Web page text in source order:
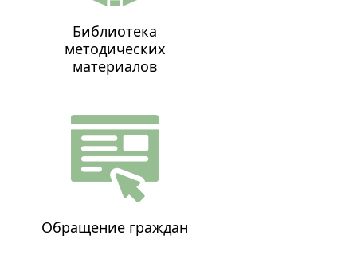
Библиотека
методических
материалов
Обращение граждан